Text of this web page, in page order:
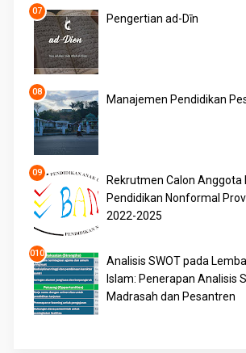
Pengertian ad-Dīn
Manajemen Pendidikan
Rekrutmen Calon Anggota
Pendidikan Nonformal
2022-2025
Analisis SWOT pada
Islam: Penerapan Analisis
Madrasah dan Pesantren